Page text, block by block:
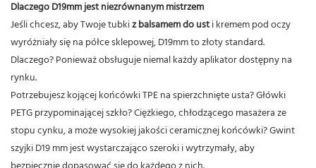
Dlaczego D19mm jest niezrównanym mistrzem
Jeśli chcesz, aby Twoje tubkiz balsamem do usti kremem pod oczy
wyróżniały się na półce sklepowej, D19mm to złoty standard.
Dlaczego? Ponieważ obsługuje niemal każdy aplikator dostępny na
rynku.
Potrzebujesz kojącej końcówki TPE na spierzchnięte usta? Główki
PETG przypominającej szkło? Ciężkiego, chłodzącego masażera ze
stopu cynku, a może wysokiej jakości ceramicznej końcówki? Gwint
szyjki D19 mm jest wystarczająco szeroki i wytrzymały, aby